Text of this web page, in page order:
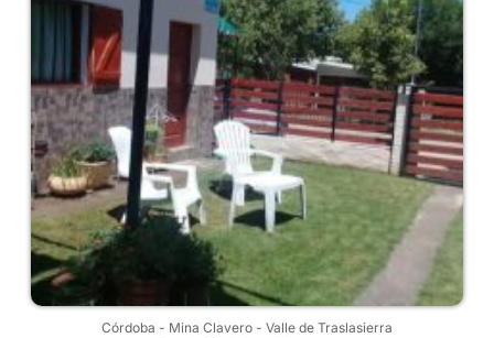
Córdoba - Mina Clavero - Valle de Traslasierra